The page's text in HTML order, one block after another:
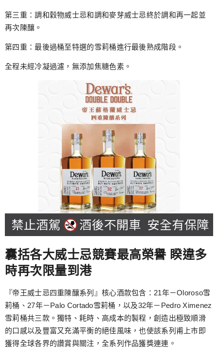
第三重：調和穀物威士忌和調和麥芽威士忌終於調和再一起並
再次陳釀。
第四重：最後過桶至特選的雪莉桶進行最後熟成階段。
全程未經冷凝過濾，無添加焦糖色素。
囊括各大威士忌競賽最高榮譽 睽違多
時再次限量到港
『帝王威士忌四重陳釀系列』核心酒款包含：21年－Oloroso雪
莉桶、27年－Palo Cortado雪莉桶，以及32年－Pedro Ximenez
雪莉桶共三款。獨特、耗時、高成本的製程，創造出極致順滑
的口感以及豐富又充滿平衡的絕佳風味，也使該系列甫上市即
獲得全球各界的讚賞與關注，全系列作品獲獎連連。